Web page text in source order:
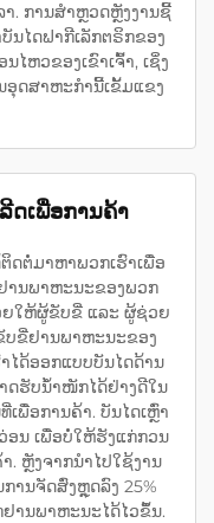
. ການສຳຫຼວດຫຼັງງານຊີ້
ນໄດຟາກີເລັກຕຣິກຂອງ
ໄຫວຂອງເຂົາເຈົ້າ, ເຊິ່ງ
ອຸດສາຫະກຳນີ້ເຂັ້ມແຂງ
ດເພື່ອການຄ້າ
ຕໍ່ມາຫາພວກເຮົາເພື່ອ
ານພາຫະນະຂອງພວກ
ຍໃຫ້ຜູ້ຂັບຂີ່ ແລະ ຜູ້ຊ່ວຍ
ບຂີ່ຢານພາຫະນະຂອງ
ໄດ້ອອກແບບບັນໄດດ້ານ
ດຮັບນ້ຳໜັກໄດ້ຢ່າງດີໃນ
ພື່ອການຄ້າ. ບັນໄດເຫຼົ່າ
ອນ ເພື່ອບໍ່ໃຫ້ຮັງແກ່ກວນ
ຫຼັງຈາກນຳໄປໃຊ້ງານ
ານຈັດສົ່ງຫຼຸດລົງ 25%
ານພາຫະນະໄດ້ໄວຂຶ້ນ.